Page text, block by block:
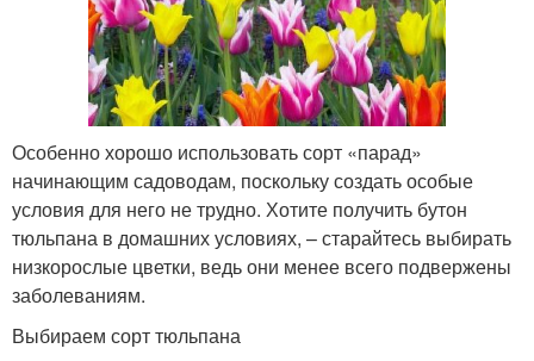
Особенно хорошо использовать сорт «парад»
начинающим садоводам, поскольку создать особые
условия для него не трудно. Хотите получить бутон
тюльпана в домашних условиях, – старайтесь выбирать
низкорослые цветки, ведь они менее всего подвержены
заболеваниям.
Выбираем сорт тюльпана